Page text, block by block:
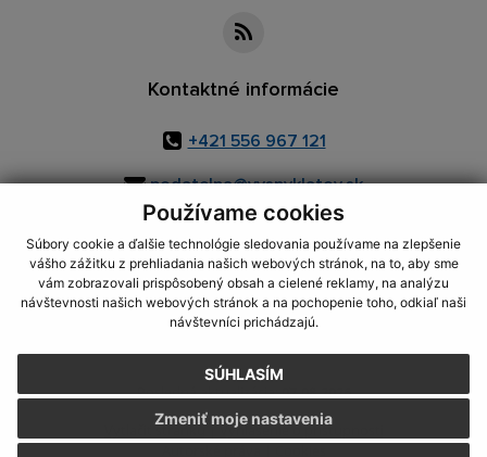
Používame cookies
Súbory cookie a ďalšie technológie sledovania používame na zlepšenie
vášho zážitku z prehliadania našich webových stránok, na to, aby sme
vám zobrazovali prispôsobený obsah a cielené reklamy, na analýzu
návštevnosti našich webových stránok a na pochopenie toho, odkiaľ naši
návštevníci prichádzajú.
SÚHLASÍM
Zmeniť moje nastavenia
Kontaktné informácie
+421 556 967 121
podatelna@vysnyklatov.sk
využite možnosť získavania aktuálnych informácií s využitím RSS
CMS systém (redakčný) systém ECHELON 2,Mapa stránok,web portál
webex.digital, s.r.o.,domény,registrácia domény
Posledná aktualizácia:07.08.2026
Vytlačiť stránku|Vyhlásenie o prístupnosti